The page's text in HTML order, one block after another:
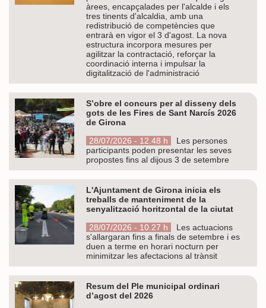
àrees, encapçalades per l'alcalde i els
tres tinents d'alcaldia, amb una
redistribució de competències que
entrarà en vigor el 3 d'agost. La nova
estructura incorpora mesures per
agilitzar la contractació, reforçar la
coordinació interna i impulsar la
digitalització de l'administració
S’obre el concurs per al disseny dels
gots de les Fires de Sant Narcís 2026
de Girona
28/07/2026 - 12.48 h
Les persones
participants poden presentar les seves
propostes fins al dijous 3 de setembre
L'Ajuntament de Girona inicia els
treballs de manteniment de la
senyalització horitzontal de la ciutat
28/07/2026 - 10.27 h
Les actuacions
s'allargaran fins a finals de setembre i es
duen a terme en horari nocturn per
minimitzar les afectacions al trànsit
Resum del Ple municipal ordinari
d’agost del 2026